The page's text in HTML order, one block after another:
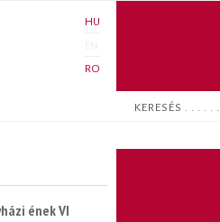
HU
RO
Keresés
ének VI